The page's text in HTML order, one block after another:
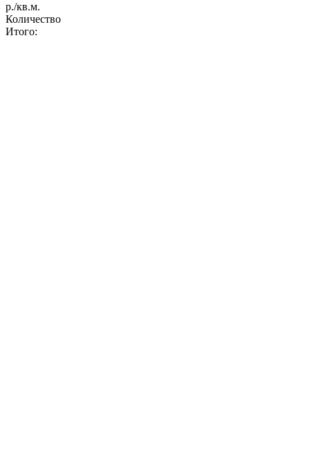
р./кв.м.
Количество
Итого: